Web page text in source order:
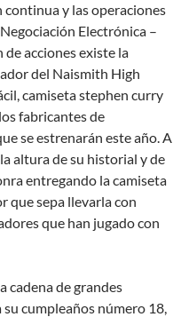
continua y las operaciones
Electrónica –
de acciones existe la
del Naismith High
camiseta stephen curry
fabricantes de
se estrenarán este año. A
altura de su historial y de
entregando la camiseta
que sepa llevarla con
que han jugado con
cadena de grandes
cumpleaños número 18,